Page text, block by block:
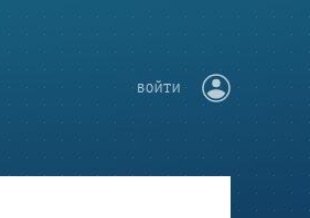
ВОЙТИ